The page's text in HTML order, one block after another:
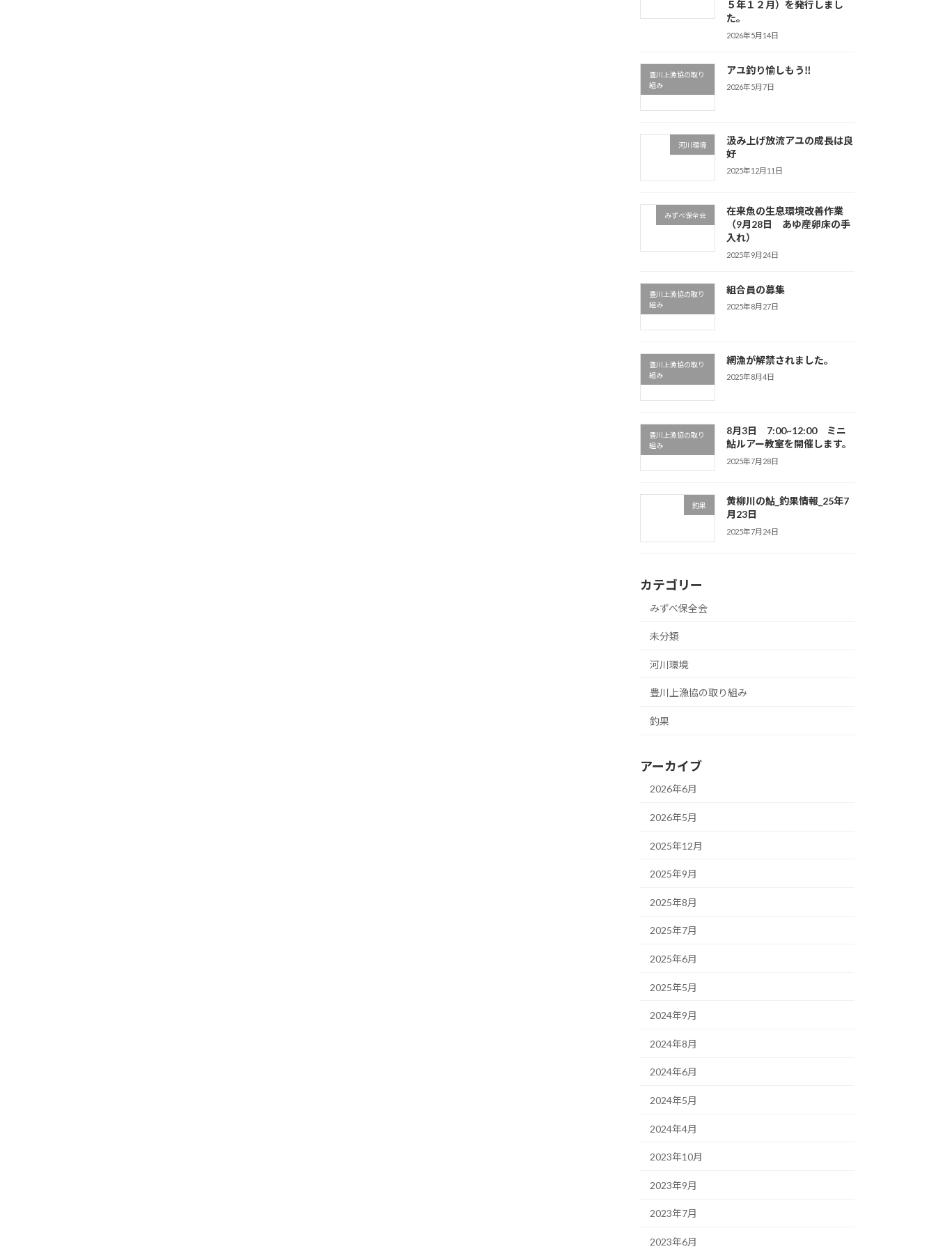
５年１２月）を発行しまし
た。
2026年5月14日
豊川上漁協の取り
組み
アユ釣り愉しもう‼
2026年5月7日
河川環境
汲み上げ放流アユの成長は良
好
2025年12月11日
みずべ保全会
在来魚の生息環境改善作業
（9月28日 あゆ産卵床の手
入れ）
2025年9月24日
豊川上漁協の取り
組み
組合員の募集
2025年8月27日
豊川上漁協の取り
組み
網漁が解禁されました。
2025年8月4日
豊川上漁協の取り
組み
8月3日 7:00~12:00 ミニ
鮎ルアー教室を開催します。
2025年7月28日
釣果
黄柳川の鮎_釣果情報_25年7
月23日
2025年7月24日
カテゴリー
みずべ保全会
未分類
河川環境
豊川上漁協の取り組み
釣果
アーカイブ
2026年6月
2026年5月
2025年12月
2025年9月
2025年8月
2025年7月
2025年6月
2025年5月
2024年9月
2024年8月
2024年6月
2024年5月
2024年4月
2023年10月
2023年9月
2023年7月
2023年6月